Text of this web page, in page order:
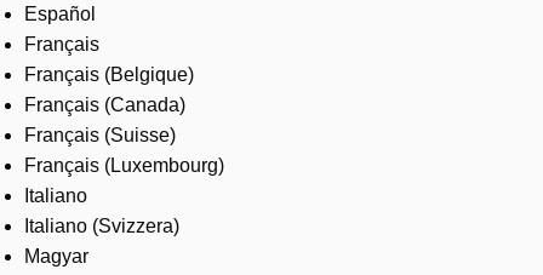
Español
Français
Français (Belgique)
Français (Canada)
Français (Suisse)
Français (Luxembourg)
Italiano
Italiano (Svizzera)
Magyar